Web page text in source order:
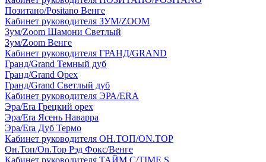
Позитано/Positano Венге
Кабинет руководителя ЗУМ/ZOOM
Зум/Zoom Шамони Светлый
Зум/Zoom Венге
Кабинет руководителя ГРАНД/GRAND
Гранд/Grand Темный дуб
Гранд/Grand Орех
Гранд/Grand Светлый дуб
Кабинет руководителя ЭРА/ERA
Эра/Era Грецкий орех
Эра/Era Ясень Наварра
Эра/Era Дуб Термо
Кабинет руководителя ОН.ТОП/ON.TOP
Он.Топ/On.Top Рэд Фокс/Венге
Кабинет руководителя ТАЙМ.С/TIME.S